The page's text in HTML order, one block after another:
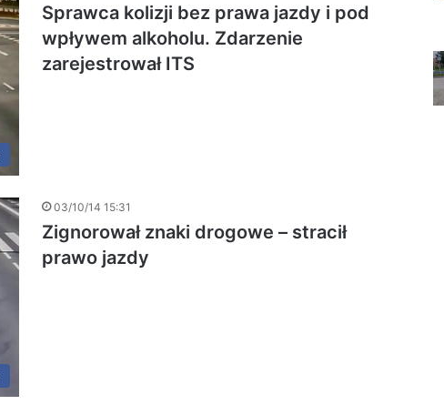
Sprawca kolizji bez prawa jazdy i pod
wpływem alkoholu. Zdarzenie
zarejestrował ITS
03/10/14 15:31
Zignorował znaki drogowe – stracił
prawo jazdy